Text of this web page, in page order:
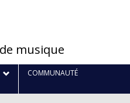
musique
COMMUNAUTÉ